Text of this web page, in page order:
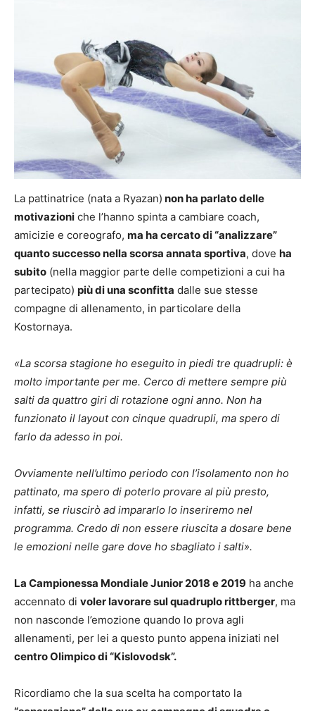
La pattinatrice (nata a Ryazan) non ha parlato delle
motivazioni che l’hanno spinta a cambiare coach,
amicizie e coreografo, ma ha cercato di “analizzare”
quanto successo nella scorsa annata sportiva, dove ha
subito (nella maggior parte delle competizioni a cui ha
partecipato) più di una sconfitta dalle sue stesse
compagne di allenamento, in particolare della
Kostornaya.
«La scorsa stagione ho eseguito in piedi tre quadrupli: è
molto importante per me. Cerco di mettere sempre più
salti da quattro giri di rotazione ogni anno. Non ha
funzionato il layout con cinque quadrupli, ma spero di
farlo da adesso in poi.
Ovviamente nell’ultimo periodo con l’isolamento non ho
pattinato, ma spero di poterlo provare al più presto,
infatti, se riuscirò ad impararlo lo inseriremo nel
programma. Credo di non essere riuscita a dosare bene
le emozioni nelle gare dove ho sbagliato i salti».
La Campionessa Mondiale Junior 2018 e 2019 ha anche
accennato di voler lavorare sul quadruplo rittberger, ma
non nasconde l’emozione quando lo prova agli
allenamenti, per lei a questo punto appena iniziati nel
centro Olimpico di “Kislovodsk”.
Ricordiamo che la sua scelta ha comportato la